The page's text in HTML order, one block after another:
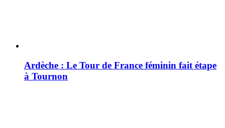
Ardèche : Le Tour de France féminin fait étape
à Tournon